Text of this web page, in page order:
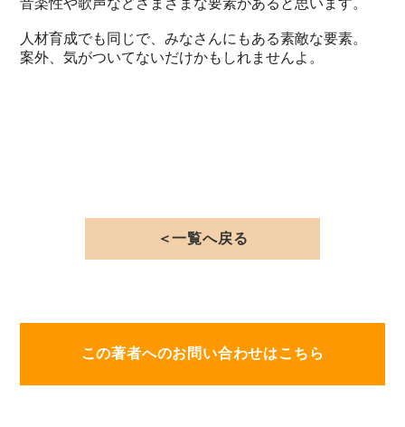
人材育成でも同じで、みなさんにもある素敵な要素。
案外、気がついてないだけかもしれませんよ。
＜一覧へ戻る
この著者へのお問い合わせはこちら